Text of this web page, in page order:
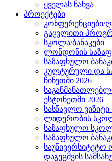
ყველას ნახვა
პროექტები
კონფერენციები/
გაცვლითი
სკოლა/ბანაკები
ლონდონის
საზაფხულო
კულტურული და
ჩინეთში 2026
ესტონეთში 2026
სასწავლო ვიზიტი
ლიდერობის
საზაფხულო
საზაფხულო
საუნივერსიტეტო
დაგეგმვის